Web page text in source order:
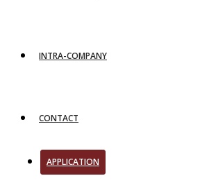
INTRA-COMPANY
CONTACT
APPLICATION